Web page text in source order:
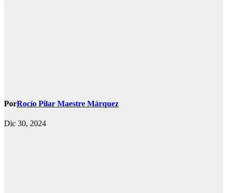
PorRocío Pilar Maestre Márquez
Dic 30, 2024